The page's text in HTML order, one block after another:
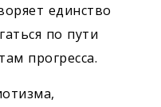
единство
по пути
прогресса.